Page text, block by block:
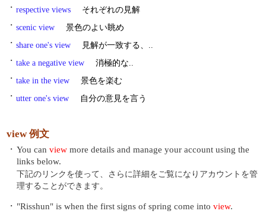
・ respective views
それぞれの見解
・ scenic view
景色のよい眺め
・ share one's view
見解が一致する、..
・ take a negative view
消極的な..
・ take in the view
景色を楽む
・ utter one's view 自分の意見を言う
view 例文
・ You can view more details and manage your account using the
links below.
下記のリンクを使って、さらに詳細をご覧になりアカウントを管
理することができます。
・ "Risshun" is when the first signs of spring come into view.